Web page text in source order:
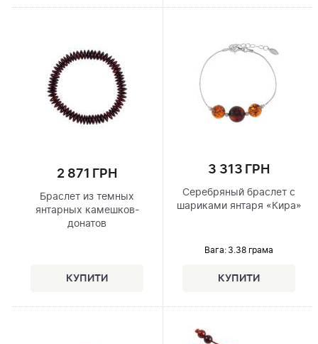
2 871 ГРН
Браслет из темных
янтарных камешков-
донатов
3 313 ГРН
Серебряный браслет с
шариками янтаря «Кира»
Вага: 3.38 грама